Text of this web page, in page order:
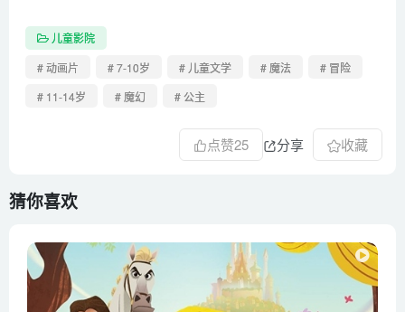
儿童影院
# 动画片
# 7-10岁 # 儿童文学 # 魔法
# 冒险
# 11-14岁
# 魔幻 # 公主
点赞25 分享 收藏
猜你喜欢